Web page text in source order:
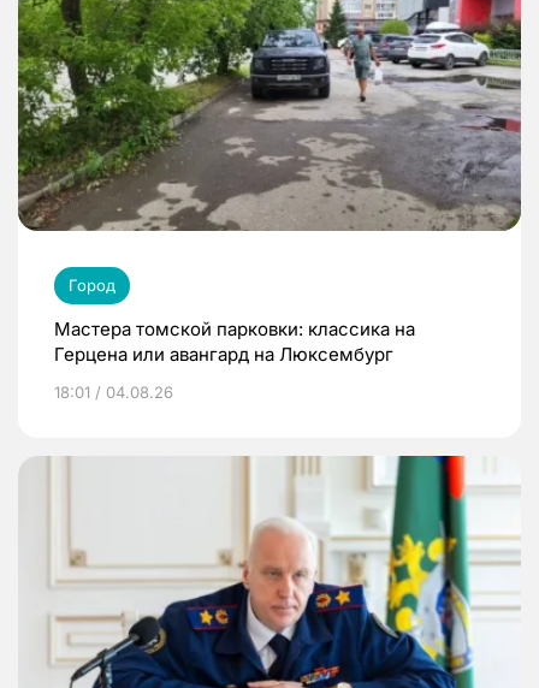
Город
Мастера томской парковки: классика на
Герцена или авангард на Люксембург
18:01 / 04.08.26